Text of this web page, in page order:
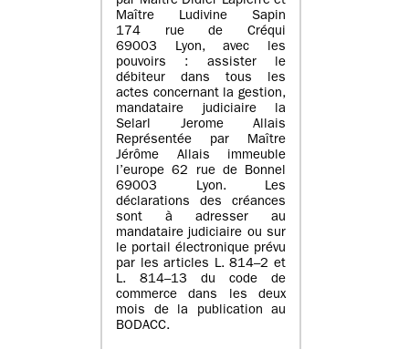
Maître Ludivine Sapin
174 rue de Créqui
69003 Lyon, avec les
pouvoirs : assister le
débiteur dans tous les
actes concernant la gestion,
mandataire judiciaire la
Selarl Jerome Allais
Représentée par Maître
Jérôme Allais immeuble
l’europe 62 rue de Bonnel
69003 Lyon. Les
déclarations des créances
sont à adresser au
mandataire judiciaire ou sur
le portail électronique prévu
par les articles L. 814–2 et
L. 814–13 du code de
commerce dans les deux
mois de la publication au
BODACC.